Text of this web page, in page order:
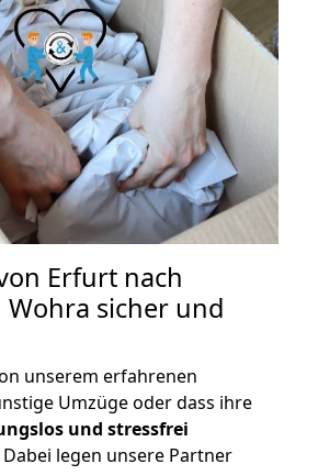
Erfurt nach
Wohra sicher und
unserem erfahrenen
Umzüge oder dass ihre
und stressfrei
legen unsere Partner